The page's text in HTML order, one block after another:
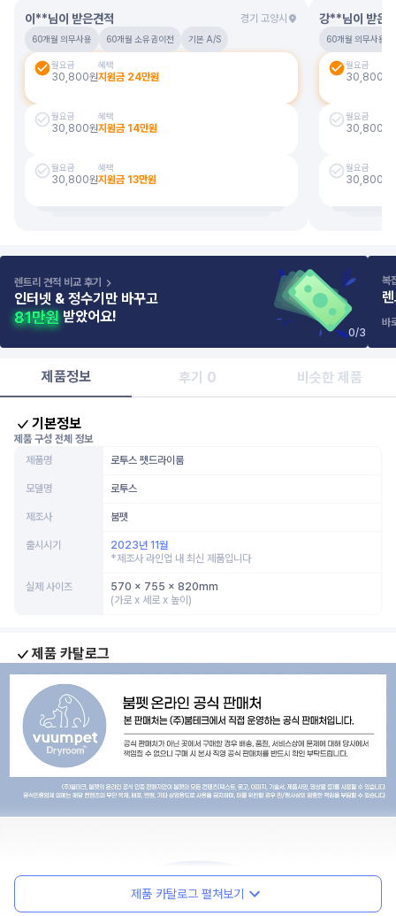
이**님이 받은견적 경기 고양시
60개월 의무사용 60개월 소유권이전 기본 A/S
월요금
30,800원
혜택
지원금 24만원
월요금
30,800원
혜택
지원금 14만원
월요금
30,800원
혜택
지원금 13만원
강**님이 받은
60개월 의무사용
월요금
30,800
월요금
30,800
월요금
30,800
렌트리 견적 비교 후기
인터넷 & 정수기만 바꾸고
받았어요!
복
바
0/3
제품정보 후기 0 비슷한 제품
기본정보
제품 구성 전체 정보
제품명
로투스 펫드라이룸
모델명 로투스
제조사 붐펫
출시시기
2023년 11월
*제조사 라인업 내 최신 제품입니다
실제 사이즈
570 x 755 x 820mm
(가로 x 세로 x 높이)
제품 카탈로그
제품 카탈로그 펼쳐보기